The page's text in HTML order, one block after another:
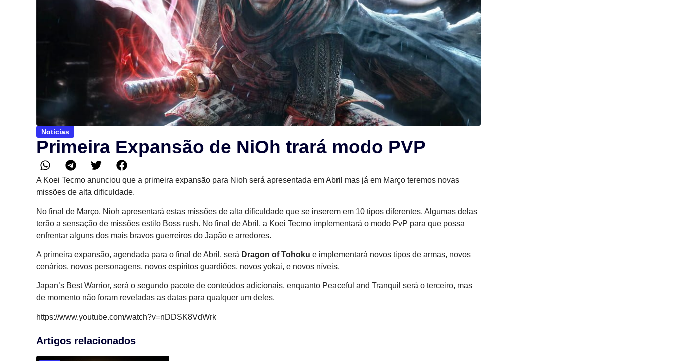
Noticias
Primeira Expansão de NiOh trará modo PVP
A Koei Tecmo anunciou que a primeira expansão para Nioh será apresentada em Abril mas já em Março teremos novas
missões de alta dificuldade.
No final de Março, Nioh apresentará estas missões de alta dificuldade que se inserem em 10 tipos diferentes. Algumas delas
terão a sensação de missões estilo Boss rush. No final de Abril, a Koei Tecmo implementará o modo PvP para que possa
enfrentar alguns dos mais bravos guerreiros do Japão e arredores.
A primeira expansão, agendada para o final de Abril, será Dragon of Tohoku e implementará novos tipos de armas, novos
cenários, novos personagens, novos espíritos guardiões, novos yokai, e novos níveis.
Japan’s Best Warrior, será o segundo pacote de conteúdos adicionais, enquanto Peaceful and Tranquil será o terceiro, mas
de momento não foram reveladas as datas para qualquer um deles.
https://www.youtube.com/watch?v=nDDSK8VdWrk
Artigos relacionados